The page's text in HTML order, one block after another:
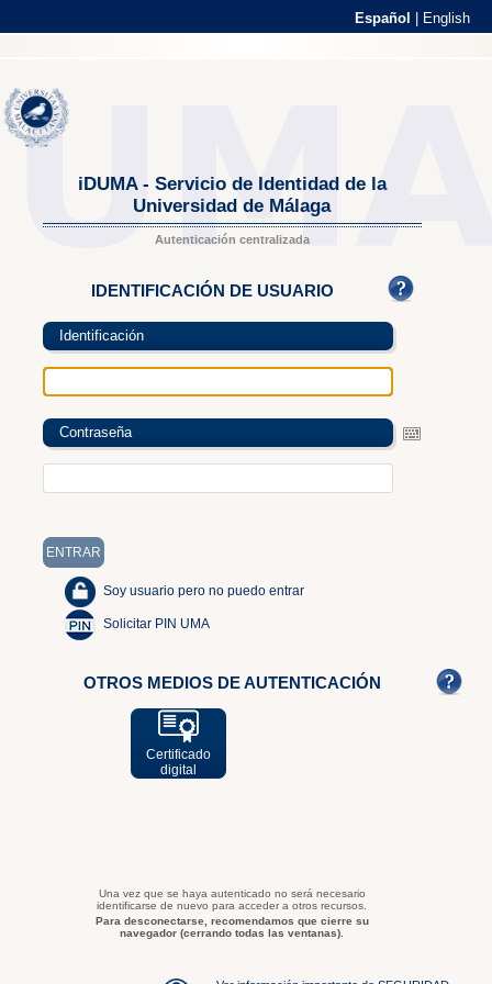
Español English
iDUMA - Servicio de Identidad de la
Universidad de Málaga
Autenticación centralizada
IDENTIFICACIÓN DE USUARIO
Identificación
Contraseña
Soy usuario pero no puedo entrar
Solicitar PIN UMA
OTROS MEDIOS DE AUTENTICACIÓN
Certificado
digital
Una vez que se haya autenticado no será necesario
identificarse de nuevo para acceder a otros recursos.
Para desconectarse, recomendamos que cierre su
navegador (cerrando todas las ventanas).